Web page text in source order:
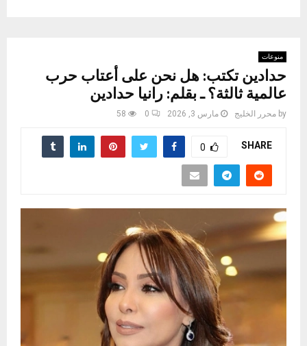
منوعات
حدادين تكتب: هل نحن على أعتاب حرب
عالمية ثالثة؟ ـ بقلم: رانيا حدادين
by محرر الخليج مارس 3, 2026 0
58
SHARE
0